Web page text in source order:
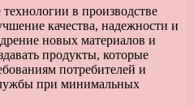
в производстве
качества, надежности и
новых материалов и
продукты, которые
потребителей и
при минимальных